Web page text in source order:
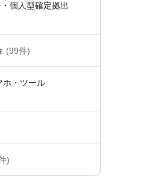
個人型確定拠出
(99件)
ホ・ツール
)